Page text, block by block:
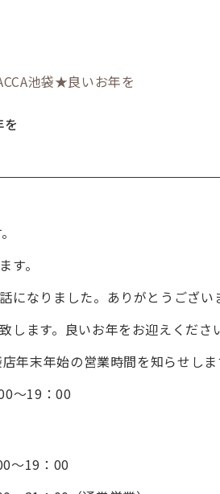
池袋★良いお年を
す。
になりました。ありがとうござい
します。良いお年をお迎えくださ
店年末年始の営業時間を知らせし
～19：00
19：00